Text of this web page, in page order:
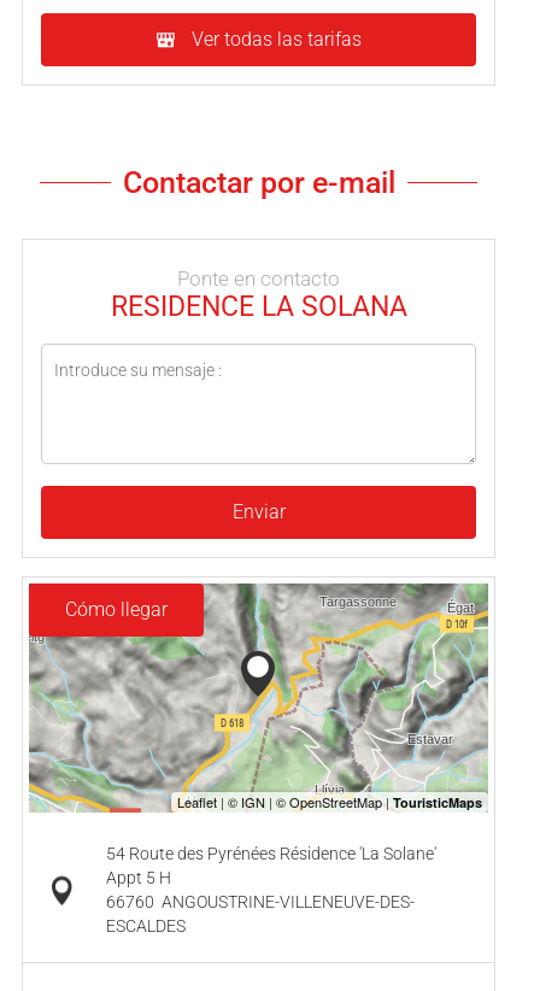
Ver todas las tarifas
Contactar por e-mail
Ponte en contacto
RESIDENCE LA SOLANA
Enviar
Cómo llegar
54 Route des Pyrénées Résidence 'La Solane'
Appt 5 H
66760 ANGOUSTRINE-VILLENEUVE-DES-
ESCALDES